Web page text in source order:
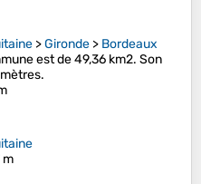
>Gironde > Bordeaux
est de 49,36 km2. Son
m